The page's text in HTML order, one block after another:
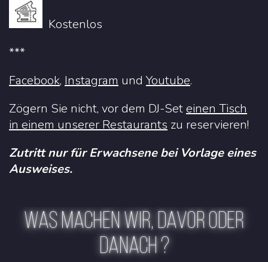
Kostenlos
***
Facebook, Instagram und Youtube.
Zögern Sie nicht, vor dem DJ-Seteinen Tisch
in einem unserer Restaurants zu reservieren!
Zutritt nur für Erwachsene bei Vorlage eines
Ausweises.
WAS MACHEN WIR, DAVOR ODER
DANACH ?